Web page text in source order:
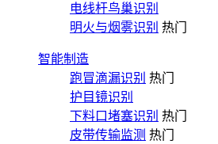
电线杆鸟巢识别
明火与烟雾识别 热门
智能制造
跑冒滴漏识别 热门
护目镜识别
下料口堵塞识别 热门
皮带传输监测 热门